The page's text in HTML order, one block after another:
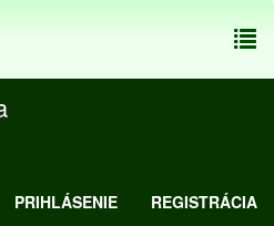
PRIHLÁSENIE REGISTRÁCIA